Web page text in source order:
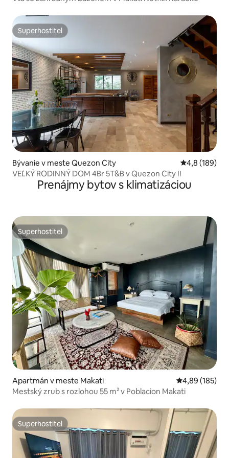
Superhostiteľ
Superhostiteľ
Bývanie v meste Quezon City Priemerné
4,8 (189)
VEĽKÝ RODINNÝ DOM 4Br 5T&B v Quezon City !!
Prenájmy bytov s klimatizáciou
Superhostiteľ
Superhostiteľ
Apartmán v meste Makati Priemerné
4,89 (185)
Mestský zrub s rozlohou 55 m² v Poblacion Makati
Superhostiteľ
Superhostiteľ